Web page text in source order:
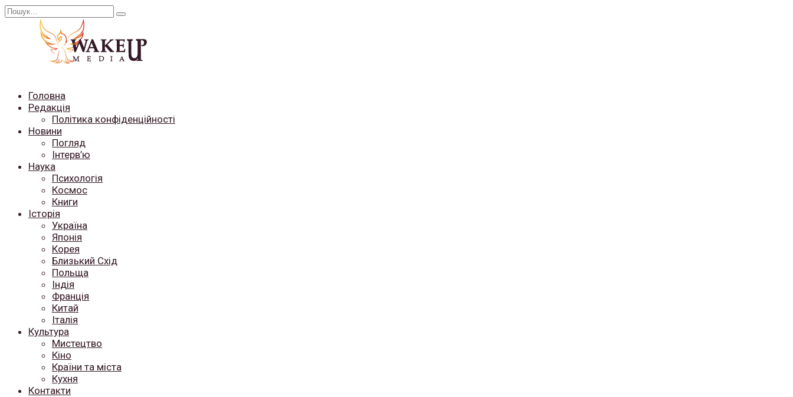
Перейти
Search
Головна
Редакція
Політика конфіденційності
Новини
Погляд
Інтерв’ю
Наука
Психологія
Космос
Книги
Історія
Україна
Японія
Корея
Близький Схід
Польща
Індія
Франція
Китай
Італія
Культура
Мистецтво
Кіно
Країни та міста
Кухня
Контакти